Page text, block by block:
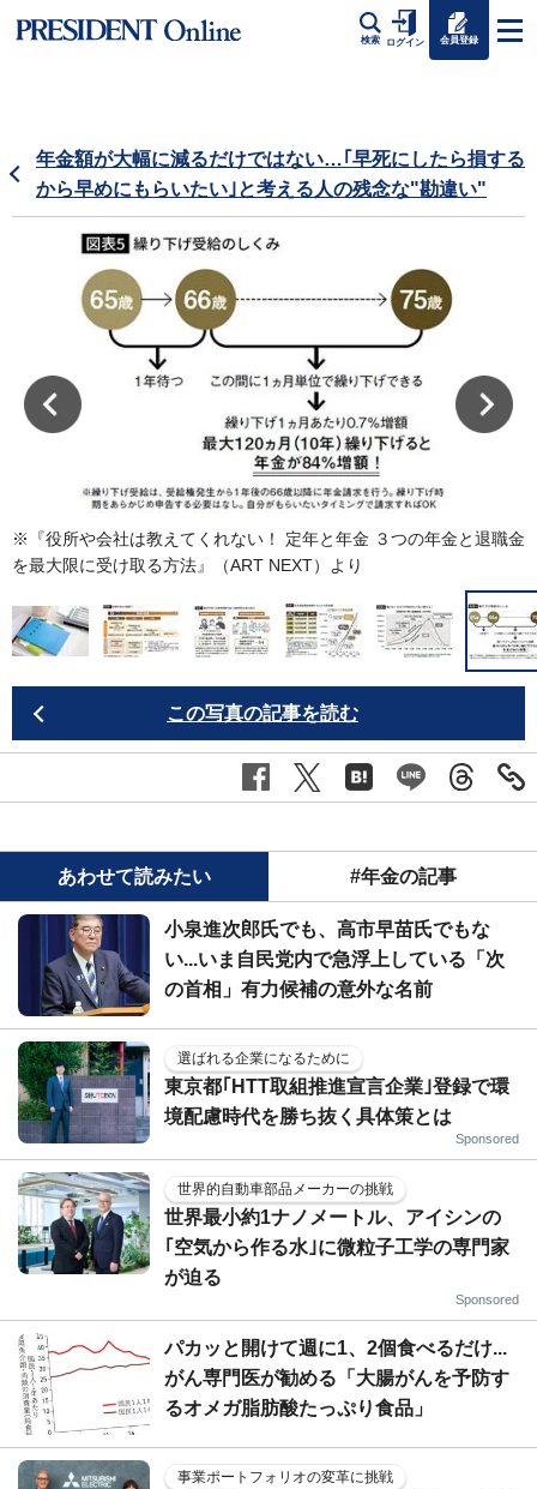
検索 ログイン 会員登録
年金額が大幅に減るだけではない…｢早死にしたら損する
から早めにもらいたい｣と考える人の残念な"勘違い"
※『役所や会社は教えてくれない！ 定年と年金 ３つの年金と退職金
を最大限に受け取る方法』（ART NEXT）より
この写真の記事を読む
あわせて読みたい #年金の記事
小泉進次郎氏でも、高市早苗氏でもな
い...いま自民党内で急浮上している「次
の首相」有力候補の意外な名前
選ばれる企業になるために
東京都｢HTT取組推進宣言企業｣登録で環
境配慮時代を勝ち抜く具体策とは
Sponsored
世界的自動車部品メーカーの挑戦
世界最小約1ナノメートル、アイシンの
｢空気から作る水｣に微粒子工学の専門家
が迫る
Sponsored
パカッと開けて週に1、2個食べるだけ...
がん専門医が勧める「大腸がんを予防す
るオメガ脂肪酸たっぷり食品」
事業ポートフォリオの変革に挑戦